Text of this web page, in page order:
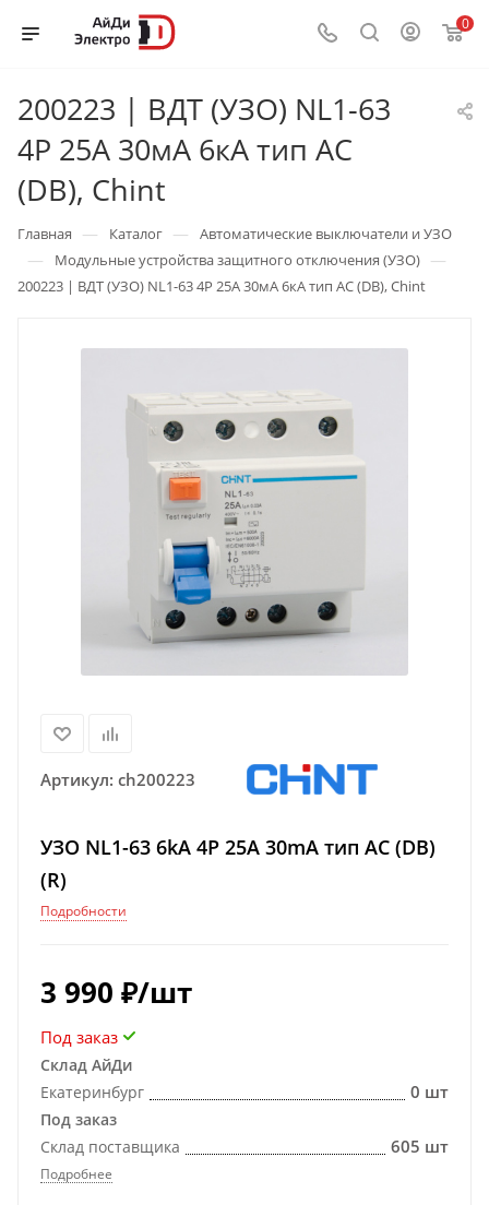
0
200223 | ВДТ (УЗО) NL1-63
4P 25А 30мА 6кА тип AC
(DB), Chint
Главная — Каталог — Автоматические выключатели и УЗО
— Модульные устройства защитного отключения (УЗО) —
200223 | ВДТ (УЗО) NL1-63 4P 25А 30мА 6кА тип AC (DB), Chint
Артикул: ch200223
УЗО NL1-63 6kA 4P 25A 30mA тип AC (DB)
(R)
Подробности
3 990 ₽/шт
Под заказ
Склад АйДи
Екатеринбург
0 шт
Под заказ
Склад поставщика
605 шт
Подробнее